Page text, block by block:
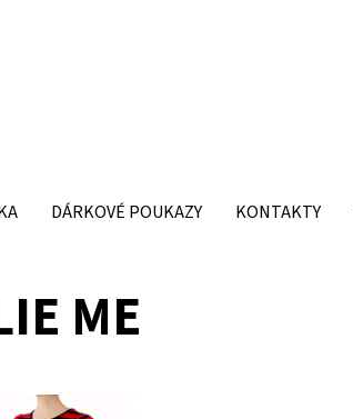
DÁRKOVÉ POUKAZY KONTAKTY
ME